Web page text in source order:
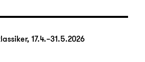
17.4.–31.5.2026